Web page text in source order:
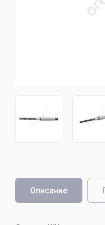
Долбяки чашечные
Метчики
Метчики машинно-
Описание